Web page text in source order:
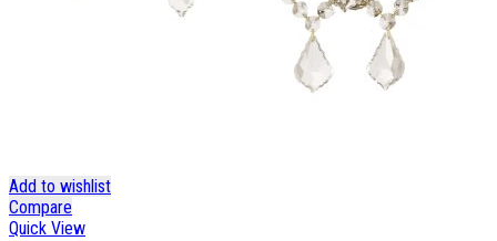
Add to wishlist
Compare
Quick View